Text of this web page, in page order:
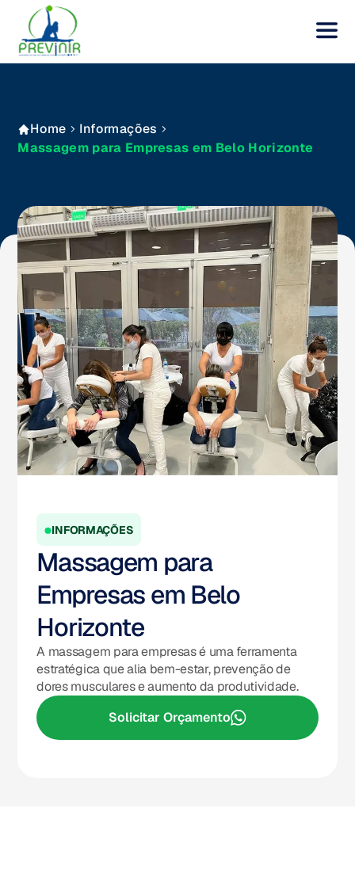
Home
Informações
Massagem para Empresas em Belo Horizonte
INFORMAÇÕES
Massagem para
Empresas em Belo
Horizonte
A massagem para empresas é uma ferramenta
estratégica que alia bem-estar, prevenção de
dores musculares e aumento da produtividade.
Solicitar Orçamento